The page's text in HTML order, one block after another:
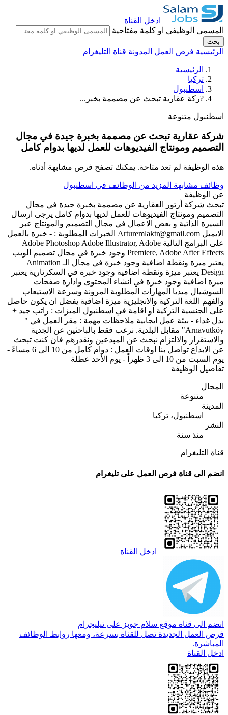
ادخل القناة
المسمى الوظيفي او كلمة مفتاحية
بحث
الرئيسية فرص العمل المدونة قناة التليغرام
الرئيسية
تركيا
اسطنبول
?ركة عقارية تبحث عن مصممة بخبر...
اسطنبول متنوعة
شركة عقارية تبحث عن مصممة بخبرة جيدة في مجال
التصميم ومونتاج الفيديوهات للعمل لديها بدوام كامل
هذه الوظيفة لم تعد متاحة. يمكنك تصفح فرص مشابهة أدناه.
وظائف مشابهة المزيد من الوظائف في اسطنبول
عن الوظيفة
تبحث شركة أرتور العقارية عن مصممة بخبرة جيدة في مجال
التصميم ومونتاج الفيديوهات للعمل لديها بدوام كامل يرجى ارسال
السيرة الذاتية و بعض الاعمال في مجال التصميم والمونتاج عبر
الايميل Arturemlaktr@gmail.com الخبرات المطلوبة : - خبرة بالعمل
على البرامج التالية Adobe Photoshop Adobe Illustrator, Adobe
Premiere, Adobe After Effects وجود خبرة في مجال تصميم الويب
يعتبر ميزة ونقطة اضافية وجود خبرة في مجال الـ Animation
Design يعتبر ميزة ونقطة اضافية وجود خبرة في السكرتارية يعتبر
ميزة اضافية وجود خبرة في انشاء المحتوى وادارة صفحات
السوشيال ميديا المهارات المطلوبة المرونة وسرعة الاستيعاب
والفهم اللغة التركية والانجليزية ميزة اضافية يفضل ان يكون حاصل
على الجنسية التركية او اقامة في اسطنبول الميزات : راتب جيد +
بدل غداء - بيئة عمل ايجابية ملاحظات مهمة : مقر العمل في "
Arnavutköy" مقابل البلدية. نرغب فقط بالباحثين عن الجدية
والاستقرار والالتزام نبحث عن المبدعين ونقدرهم فان كنت تبحث
عن الابداع تواصل بنا اوقات العمل : دوام كامل من 10 الى 6 مساءً -
يوم السبت من 10 الى 3 ظهراً - يوم الأحد عطلة
تفاصيل الوظيفة
المجال
متنوعة
المدينة
اسطنبول، تركيا
النشر
منذ سنة
قناة التليغرام
انضم الى قناة فرص العمل على تليغرام
ادخل القناة
انضم الى قناة موقع سلام جوبز على تيليجرام
فرص العمل الجديدة تصل للقناة بسرعة، ومعها روابط الوظائف
المباشرة.
ادخل القناة